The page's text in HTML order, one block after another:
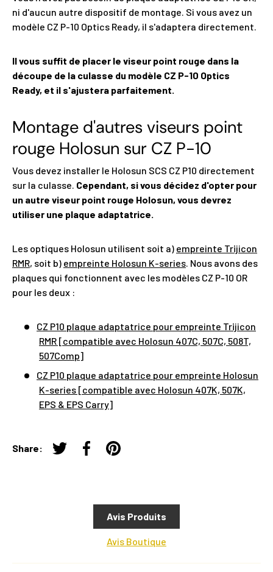
ni d'aucun autre dispositif de montage. Si vous avez un
modèle CZ P-10 Optics Ready, il s'adaptera directement.
Il vous suffit de placer le viseur point rouge dans la
découpe de la culasse du modèle CZ P-10 Optics
Ready, et il s'ajustera parfaitement.
Montage d'autres viseurs point
rouge Holosun sur CZ P-10
Vous devez installer le Holosun SCS CZ P10 directement
sur la culasse. Cependant, si vous décidez d'opter pour
un autre viseur point rouge Holosun, vous devrez
utiliser une plaque adaptatrice.
Les optiques Holosun utilisent soit a) empreinte Trijicon
RMR, soit b) empreinte Holosun K-series. Nous avons des
plaques qui fonctionnent avec les modèles CZ P-10 OR
pour les deux :
CZ P10 plaque adaptatrice pour empreinte Trijicon
RMR [compatible avec Holosun 407C, 507C, 508T,
507Comp]
CZ P10 plaque adaptatrice pour empreinte Holosun
K-series [compatible avec Holosun 407K, 507K,
EPS & EPS Carry]
Share:
Tweeter sur Twitter
Partager sur Facebook
Épingler sur Pinterest
Avis Produits
Avis Boutique